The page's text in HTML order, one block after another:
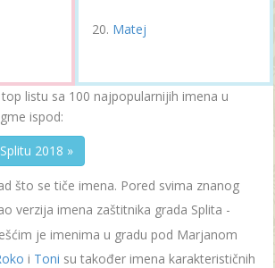
Matej
listu sa 100 najpopularnijih imena u
ispod:
2018 »
što se tiče imena. Pored svima znanog
verzija imena zaštitnika grada Splita -
je imenima u gradu pod Marjanom
i Toni su također imena karakterističnih